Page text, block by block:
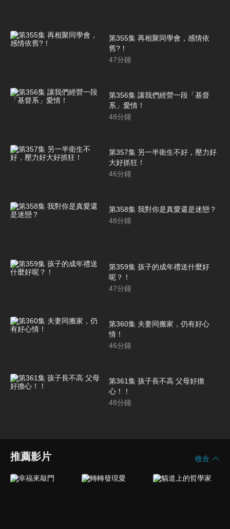
第355集 再相聚同學會，感情依
舊?！
47分鐘
第356集 讓我們經營一段「基督
系」愛情！
48分鐘
第357集 另一半衛生不好，壓力好
大好抓狂！
46分鐘
第358集 我對你是真愛還是迷戀？
48分鐘
第359集 孩子的成年禮送什麼好
呢？！
47分鐘
第360集 夫妻同搬家，仍有好心
情！
46分鐘
第361集 孩子長不高 父母好擔
心！！
48分鐘
推薦影片 收合